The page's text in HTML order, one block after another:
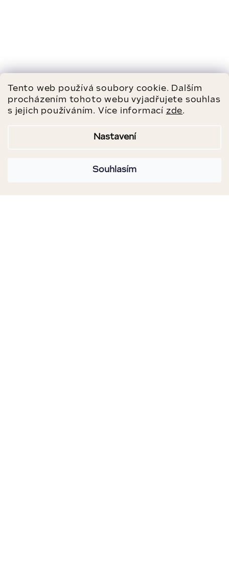
Tento web používá soubory cookie. Dalším
procházením tohoto webu vyjadřujete souhlas
s jejich používáním. Více informací zde.
Nastavení
Souhlasím